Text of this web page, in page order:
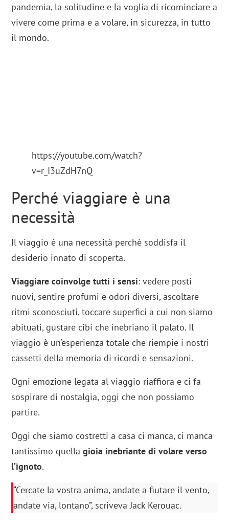
pandemia, la solitudine e la voglia di ricominciare a
vivere come prima e a volare, in sicurezza, in tutto
il mondo.
https://youtube.com/watch?
v=r_I3uZdH7nQ
Perché viaggiare è una
necessità
Il viaggio è una necessità perchè soddisfa il
desiderio innato di scoperta.
Viaggiare coinvolge tutti i sensi: vedere posti
nuovi, sentire profumi e odori diversi, ascoltare
ritmi sconosciuti, toccare superfici a cui non siamo
abituati, gustare cibi che inebriano il palato. Il
viaggio è un’esperienza totale che riempie i nostri
cassetti della memoria di ricordi e sensazioni.
Ogni emozione legata al viaggio riaffiora e ci fa
sospirare di nostalgia, oggi che non possiamo
partire.
Oggi che siamo costretti a casa ci manca, ci manca
tantissimo quellagioia inebriante di volare verso
l’ignoto.
“Cercate la vostra anima, andate a fiutare il vento,
andate via, lontano”, scriveva Jack Kerouac.